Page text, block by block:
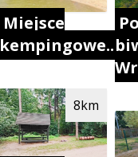
Miejsce
kempingowe..
8km